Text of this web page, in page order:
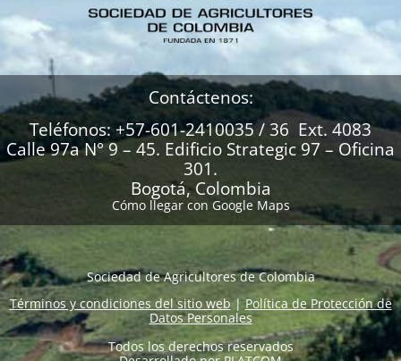
Contáctenos:
Teléfonos: +57-601-2410035 / 36 Ext. 4083
Calle 97a N° 9 – 45. Edificio Strategic 97 – Oficina
301.
Bogotá, Colombia
Cómo llegar con Google Maps
Sociedad de Agricultores de Colombia
Términos y condiciones del sitio web|Política de Protección de
Datos Personales
Todos los derechos reservados